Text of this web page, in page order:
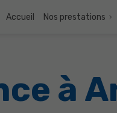
Accueil Nos prestations
à